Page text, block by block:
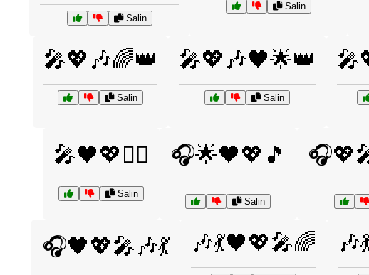
Salin
Salin
🎤💖🎶🌈👑
Salin
🎤💖🎶🖤🌟👑
Salin
🎤🖤💖👯‍♀️
Salin
🎧🌟🖤💖🎵
Salin
🎧🖤💖🎤🎶💃 🎶💃🖤💖🎤🌈